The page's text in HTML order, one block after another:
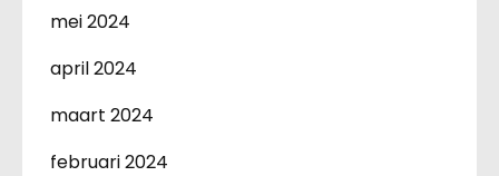
mei 2024
april 2024
maart 2024
februari 2024